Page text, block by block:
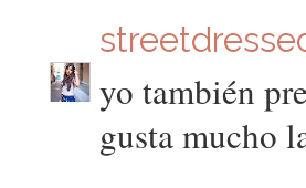
yo también
gusta mucho